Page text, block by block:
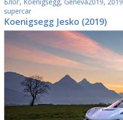
supercar
Koenigsegg Jesko (2019)